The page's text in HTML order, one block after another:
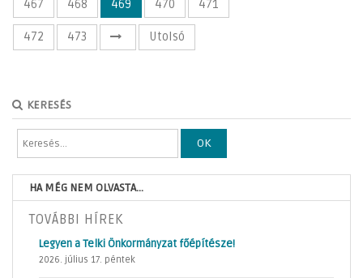
467 468 469 470 471
472 473 Utolsó
KERESÉS
OK
HA MÉG NEM OLVASTA...
TOVÁBBI HÍREK
Legyen a Telki Önkormányzat főépítésze!
2026. július 17. péntek